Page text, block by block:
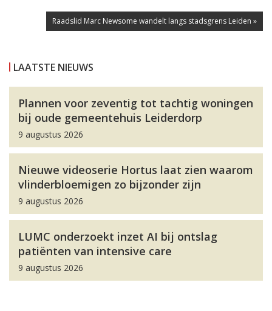
Raadslid Marc Newsome wandelt langs stadsgrens Leiden »
LAATSTE NIEUWS
Plannen voor zeventig tot tachtig woningen
bij oude gemeentehuis Leiderdorp
9 augustus 2026
Nieuwe videoserie Hortus laat zien waarom
vlinderbloemigen zo bijzonder zijn
9 augustus 2026
LUMC onderzoekt inzet AI bij ontslag
patiënten van intensive care
9 augustus 2026